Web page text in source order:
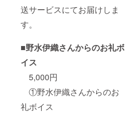
送サービスにてお届けしま
す。
■野水伊織さんからのお礼ボ
イス
5,000円
①野水伊織さんからのお
礼ボイス